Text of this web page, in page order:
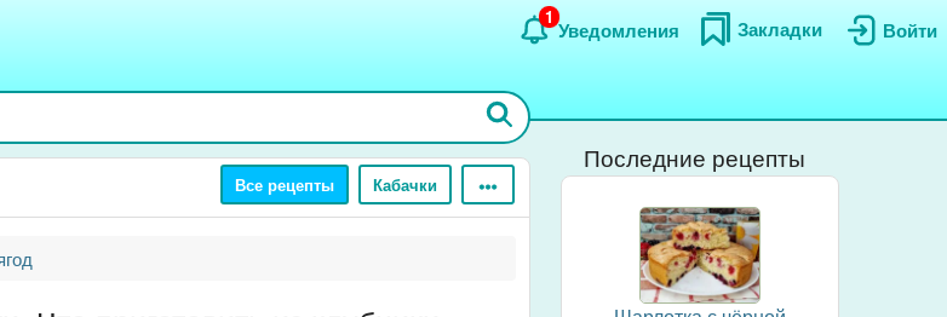
Войти
Закладки
Уведомления
1
Все рецепты Кабачки
Последние рецепты